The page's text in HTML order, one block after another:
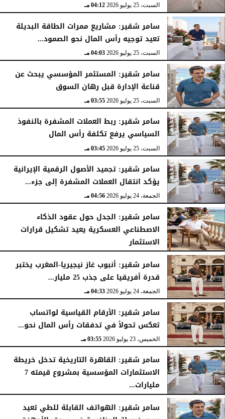
السبت، 25 يوليو 2026 04:12 مـ
سامر شقير: مشاريع ممرات الطاقة البديلة
تعيد توجيه رأس المال نحو الصمود...
السبت، 25 يوليو 2026 04:03 مـ
سامر شقير: المستثمر المؤسسي يبحث عن
قناعة الإدارة قبل رهان السوق
السبت، 25 يوليو 2026 03:55 مـ
سامر شقير: ربط العملات المشفرة بالنفوذ
السياسي يرفع تكلفة رأس المال
السبت، 25 يوليو 2026 03:45 مـ
سامر شقير: تجميد الأصول الرقمية الإيرانية
يؤكد انتقال العملات المشفرة إلى جزء...
الجمعة، 24 يوليو 2026 04:56 مـ
سامر شقير: الجدل حول عقود الذكاء
الاصطناعي العسكرية يعيد تشكيل قرارات
الاستثمار
الجمعة، 24 يوليو 2026 04:45 مـ
سامر شقير: أنبوب غاز نيجيريا-المغرب يختبر
قدرة أفريقيا على جذب 25 مليار...
الجمعة، 24 يوليو 2026 04:33 مـ
سامر شقير: الأرقام القياسية لواتساب
تعكس تحولاً في تدفقات رأس المال نحو...
الخميس، 23 يوليو 2026 03:55 مـ
سامر شقير: القاهرة التاريخية تدخل خريطة
الاستثمارات المؤسسية بمشروع قيمته 7
مليارات...
الخميس، 23 يوليو 2026
سامر شقير: الهواتف القابلة للطي تعيد